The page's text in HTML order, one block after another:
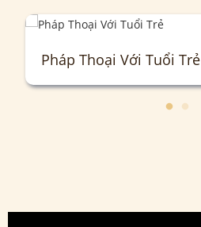
Pháp Thoại Với Tuổi Trẻ